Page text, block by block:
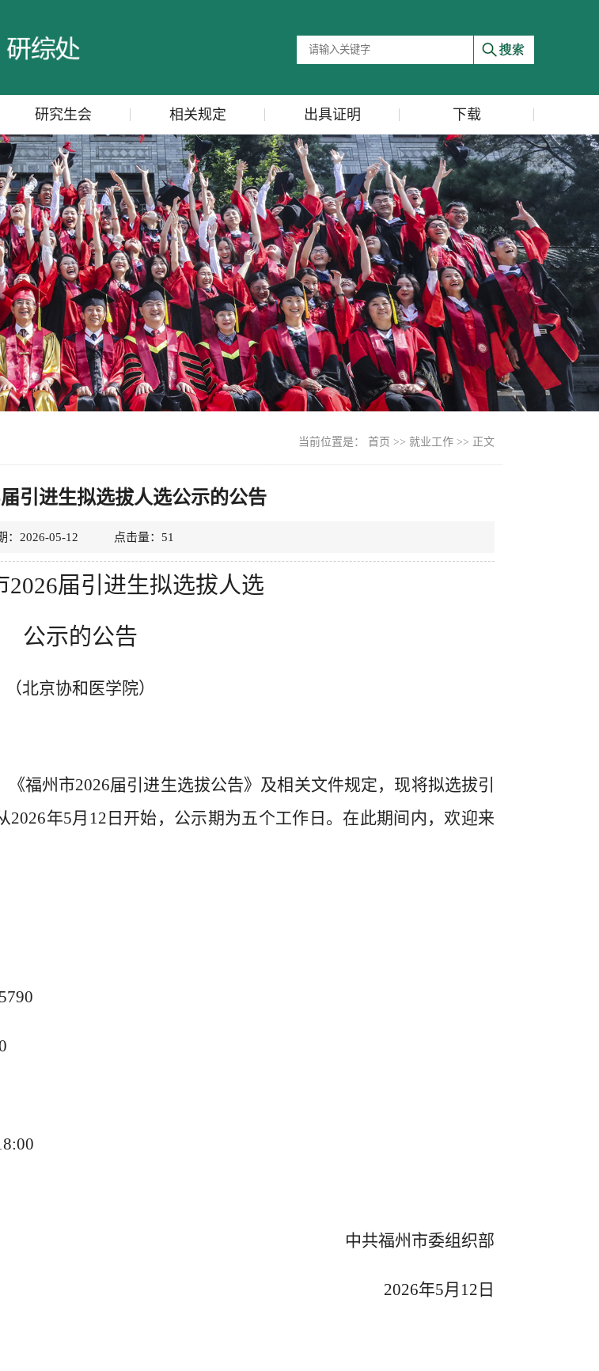
研究生会 相关规定 出具证明 下载
当前位置是： 首页 >> 就业工作 >> 正文
引进生拟选拔人选公示的公告
：2026-05-12 点击量： 51
2026届引进生拟选拔人选
公示的公告
（北京协和医学院）
《福州市2026届引进生选拔公告》及相关文件规定，现将拟选拔引
2026年5月12 日开始，公示期为五个工作日。在此期间内，欢迎来
中共福州市委组织部
2026年5月12 日